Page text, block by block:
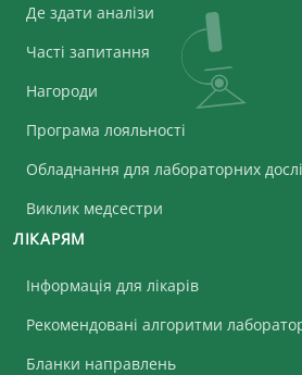
Де здати аналізи
Часті запитання
Нагороди
Програма лояльності
Обладнання для лабораторних
Виклик медсестри
ЛІКАРЯМ
Інформація для лікарів
Рекомендовані алгоритми
Бланки направлень